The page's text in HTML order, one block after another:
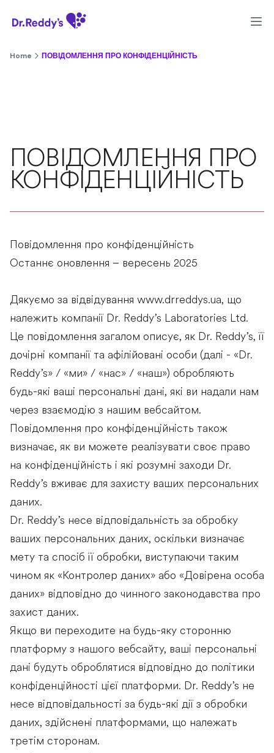
Home ПОВІДОМЛЕННЯ ПРО КОНФІДЕНЦІЙНІСТЬ
ПОВІДОМЛЕННЯ ПРО
КОНФІДЕНЦІЙНІСТЬ
Повідомлення про конфіденційність
Останнє оновлення – вересень 2025
Дякуємо за відвідування www.drreddys.ua, що
належить компанії Dr. Reddy’s Laboratories Ltd.
Це повідомлення загалом описує, як Dr. Reddy’s, її
дочірні компанії та афілійовані особи (далі - «Dr.
Reddy’s» / «ми» / «нас» / «наш») обробляють
будь-які ваші персональні дані, які ви надали нам
через взаємодію з нашим вебсайтом.
Повідомлення про конфіденційність також
визначає, як ви можете реалізувати своє право
на конфіденційність і які розумні заходи Dr.
Reddy’s вживає для захисту ваших персональних
даних.
Dr. Reddy’s несе відповідальність за обробку
ваших персональних даних, оскільки визначає
мету та спосіб її обробки, виступаючи таким
чином як «Контролер даних» або «Довірена особа
даних» відповідно до чинного законодавства про
захист даних.
Якщо ви переходите на будь-яку сторонню
платформу з нашого вебсайту, ваші персональні
дані будуть оброблятися відповідно до політики
конфіденційності цієї платформи. Dr. Reddy’s не
несе відповідальності за будь-які дії з обробки
даних, здійснені платформами, що належать
третім сторонам.